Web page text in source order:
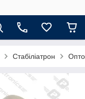
Стабіліатрон